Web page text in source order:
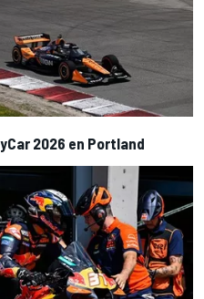
2026 en Portland